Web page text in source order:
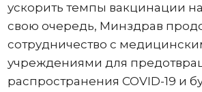
ускорить темпы вакцинации
свою очередь, Минздрав
сотрудничество с
учреждениями для
распространения COVID-19 и